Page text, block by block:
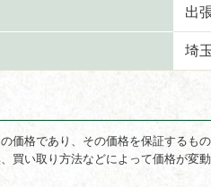
出
埼
価格であり、その価格を保証するも
買い取り方法などによって価格が変動